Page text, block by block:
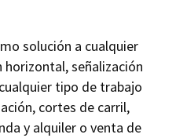
solución a cualquier
horizontal, señalización
tipo de trabajo
cortes de carril,
y alquiler o venta de